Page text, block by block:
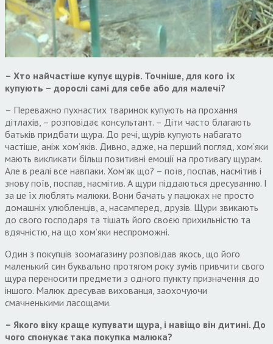
– Хто найчастіше купує щурів. Точніше, для кого їх
купують – дорослі самі для себе або для малечі?
– Переважно пухнастих тваринок купують на прохання
дітлахів, – розповідає консультант. – Діти часто благають
батьків придбати щура. До речі, щурів купують набагато
частіше, аніж хом’яків. Дивно, адже, на перший погляд, хом’яки
мають викликати більш позитивні емоції на противагу щурам.
Але в реалі все навпаки. Хом’як що? – поїв, поспав, насмітив і
знову поїв, поспав, насмітив. А щури піддаються дресуванню. І
за це їх люблять малюки. Вони бачать у пацюках не просто
домашніх улюбленців, а, насамперед, друзів. Щури звикають
до свого господаря та тішать його своєю прихильністю та
вдячністю, на що хом’яки неспроможні.
Один з покупців зоомагазину розповідав якось, що його
маленький син буквально протягом року зумів привчити свого
щура переносити предмети з одного пункту призначення до
іншого. Малюк дресував вихованця, заохочуючи
смачненькими ласощами.
– Якого віку краще купувати щура, і навіщо він дитині. До
чого спонукає така покупка малюка?